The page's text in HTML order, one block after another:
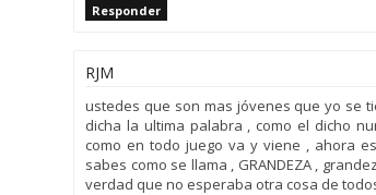
Responder
RJM
ustedes que son mas jóvenes que yo se
dicha la ultima palabra , como el dicho
como en todo juego va y viene , ahora
sabes como se llama , GRANDEZA ,
verdad que no esperaba otra cosa de